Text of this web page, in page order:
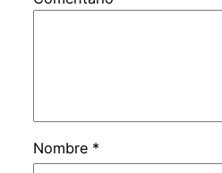
Nombre *